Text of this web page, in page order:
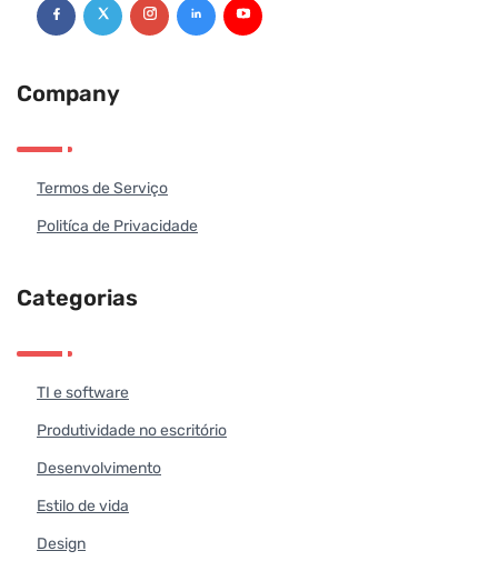
Company
Termos de Serviço
Politíca de Privacidade
Categorias
TI e software
Produtividade no escritório
Desenvolvimento
Estilo de vida
Design